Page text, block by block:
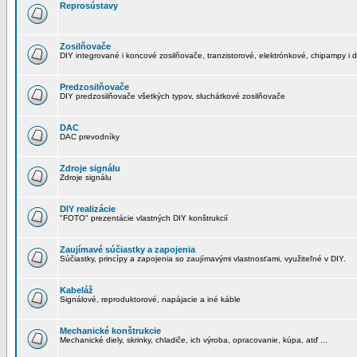
Reprosústavy
Zosilňovače
DIY integrované i koncové zosilňovače, tranzistorové, elektrónkové, chipampy i
Predzosilňovače
DIY predzosilňovače všetkých typov, sluchátkové zosilňovače
DAC
DAC prevodníky
Zdroje signálu
Zdroje signálu
DIY realizácie
"FOTO" prezentácie vlastných DIY konštrukcií
Zaujímavé súčiastky a zapojenia
Súčiastky, princípy a zapojenia so zaujímavými vlastnosťami, využiteľné v DIY.
Kabeláž
Signálové, reproduktorové, napájacie a iné káble
Mechanické konštrukcie
Mechanické diely, skrinky, chladiče, ich výroba, opracovanie, kúpa, atď ...